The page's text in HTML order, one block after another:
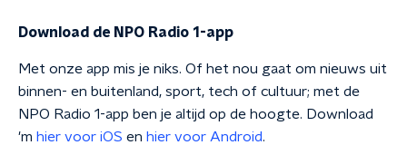
Download de NPO Radio 1-app
Met onze app mis je niks. Of het nou gaat om nieuws uit
binnen- en buitenland, sport, tech of cultuur; met de
NPO Radio 1-app ben je altijd op de hoogte. Download
'm hier voor iOS en hier voor Android.